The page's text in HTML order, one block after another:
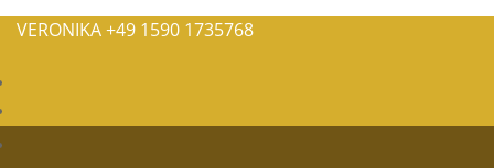
VERONIKA+49 1590 1735768